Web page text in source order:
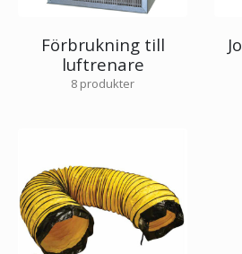
Förbrukning till
luftrenare
8 produkter